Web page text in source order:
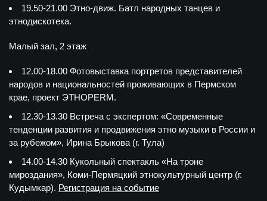
19.50-21.00 Этно-движ. Батл народных танцев и
этнодискотека.
Малый зал, 2 этаж
12.00-18.00 Фотовыставка портретов представителей
народов и национальностей проживающих в Пермском
крае, проект ЭТНОPERM.
12.30-13.30 Встреча с экспертом: «Современные
тенденции развития и продвижения этно музыки в России и
за рубежом», Ирина Брыкова (г. Тула)
14.00-14.30 Кукольный спектакль «На троне
мироздания», Коми-Пермяцкий этнокультурный центр (г.
Кудымкар). Регистрация на событие